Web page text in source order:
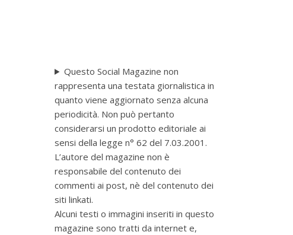
Questo Social Magazine non
rappresenta una testata giornalistica in
quanto viene aggiornato senza alcuna
periodicità. Non può pertanto
considerarsi un prodotto editoriale ai
sensi della legge n° 62 del 7.03.2001.
L’autore del magazine non è
responsabile del contenuto dei
commenti ai post, nè del contenuto dei
siti linkati.
Alcuni testi o immagini inseriti in questo
magazine sono tratti da internet e,